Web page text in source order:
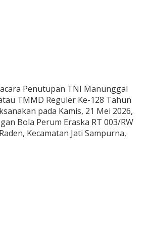
Penutupan TNI Manunggal
TMMD Reguler Ke-128 Tahun
pada Kamis, 21 Mei 2026,
Bola Perum Eraska RT 003/RW
Kecamatan Jati Sampurna,